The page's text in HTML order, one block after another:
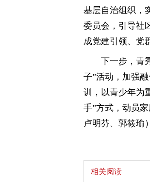
基层自治组织，
委员会，引导社
成党建引领、党
下一步，青
子”活动，加强
训，以青少年为
手”方式，动员
卢明芬、郭筱瑜）
相关阅读